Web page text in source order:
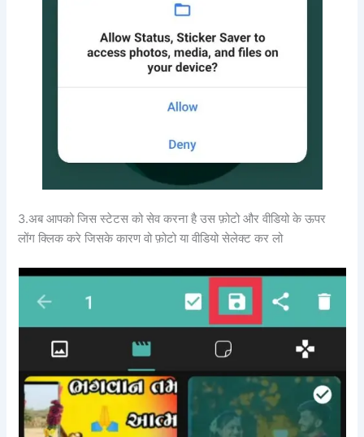
3.अब आपको जिस स्टेटस को सेव करना है उस फ़ोटो और वीडियो के ऊपर
लोंग क्लिक करे जिसके कारण वो फ़ोटो या वीडियो सेलेक्ट कर लो